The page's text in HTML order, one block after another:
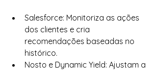
Salesforce: Monitoriza as ações
dos clientes e cria
recomendações baseadas no
histórico.
Nosto e Dynamic Yield: Ajustam a